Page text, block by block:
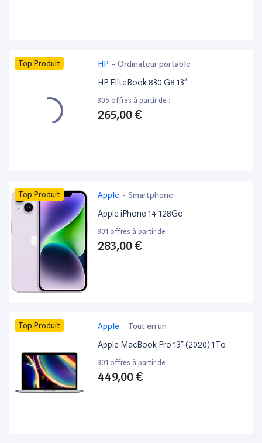
Top Produit HP - Ordinateur portable
HP EliteBook 830 G8 13”
305 offres à partir de :
265,00 €
Top Produit Apple - Smartphone
Apple iPhone 14 128Go
301 offres à partir de :
283,00 €
Top Produit Apple - Tout en un
Apple MacBook Pro 13” (2020) 1To
301 offres à partir de :
449,00 €